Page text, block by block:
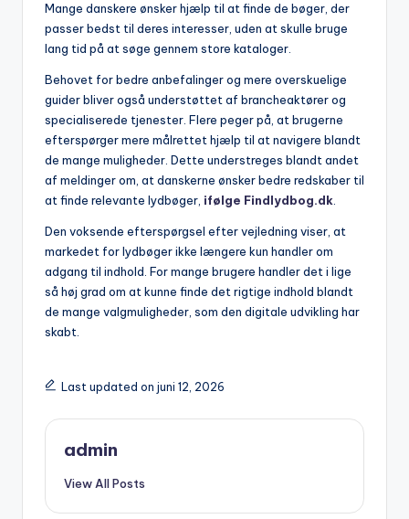
Mange danskere ønsker hjælp til at finde de bøger, der
passer bedst til deres interesser, uden at skulle bruge
lang tid på at søge gennem store kataloger.
Behovet for bedre anbefalinger og mere overskuelige
guider bliver også understøttet af brancheaktører og
specialiserede tjenester. Flere peger på, at brugerne
efterspørger mere målrettet hjælp til at navigere blandt
de mange muligheder. Dette understreges blandt andet
af meldinger om, at danskerne ønsker bedre redskaber til
at finde relevante lydbøger, ifølge Findlydbog.dk.
Den voksende efterspørgsel efter vejledning viser, at
markedet for lydbøger ikke længere kun handler om
adgang til indhold. For mange brugere handler det i lige
så høj grad om at kunne finde det rigtige indhold blandt
de mange valgmuligheder, som den digitale udvikling har
skabt.
Last updated on juni 12, 2026
admin
View All Posts